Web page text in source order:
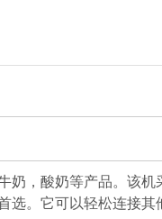
，酸奶等产品。该机
。它可以轻松连接其